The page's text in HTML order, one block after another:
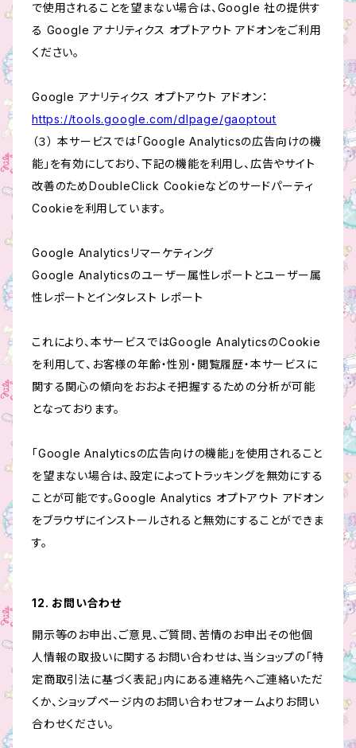
で使用されることを望まない場合は、Google 社の提供す
る Google アナリティクス オプトアウト アドオンをご利用
ください。
Google アナリティクス オプトアウト アドオン：
https://tools.google.com/dlpage/gaoptout
（３） 本サービスでは「Google Analyticsの広告向けの機
能」を有効にしており、下記の機能を利用し、広告やサイト
改善のためDoubleClick Cookieなどのサードパーティ
Cookieを利用しています。
Google Analyticsリマーケティング
Google Analyticsのユーザー属性レポートとユーザー属
性レポートとインタレスト レポート
これにより、本サービスではGoogle AnalyticsのCookie
を利用して、お客様の年齢・性別・閲覧履歴・本サービスに
関する関心の傾向をおおよそ把握するための分析が可能
となっております。
「Google Analyticsの広告向けの機能」を使用されること
を望まない場合は、設定によってトラッキングを無効にする
ことが可能です。Google Analytics オプトアウト アドオン
をブラウザにインストールされると無効にすることができま
す。
12. お問い合わせ
開示等のお申出、ご意見、ご質問、苦情のお申出その他個
人情報の取扱いに関するお問い合わせは、当ショップの「特
定商取引法に基づく表記」内にある連絡先へご連絡いただ
くか、ショップページ内のお問い合わせフォームよりお問い
合わせください。